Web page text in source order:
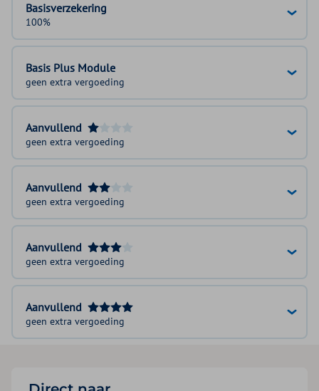
Basisverzekering
100%
Basis Plus Module
geen extra vergoeding
Aanvullend
geen extra vergoeding
Aanvullend
geen extra vergoeding
Aanvullend
geen extra vergoeding
Aanvullend
geen extra vergoeding